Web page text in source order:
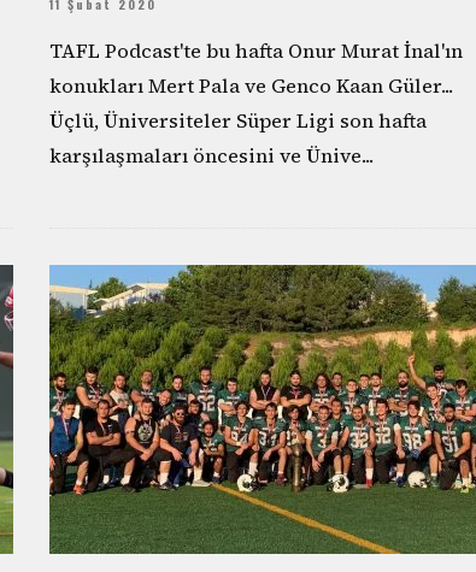
11 Şubat 2020
TAFL Podcast'te bu hafta Onur Murat İnal'ın
konukları Mert Pala ve Genco Kaan Güler...
Üçlü, Üniversiteler Süper Ligi son hafta
karşılaşmaları öncesini ve Ünive...